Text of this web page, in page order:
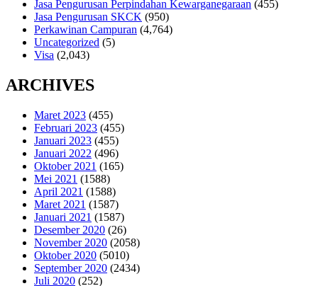
Jasa Pengurusan Perpindahan Kewarganegaraan (455)
Jasa Pengurusan SKCK (950)
Perkawinan Campuran (4,764)
Uncategorized (5)
Visa (2,043)
ARCHIVES
Maret 2023 (455)
Februari 2023 (455)
Januari 2023 (455)
Januari 2022 (496)
Oktober 2021 (165)
Mei 2021 (1588)
April 2021 (1588)
Maret 2021 (1587)
Januari 2021 (1587)
Desember 2020 (26)
November 2020 (2058)
Oktober 2020 (5010)
September 2020 (2434)
Juli 2020 (252)